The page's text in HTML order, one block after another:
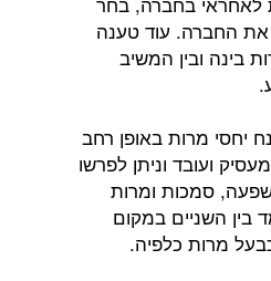
החברה. עוד טענה
בינה ובין המשיב
יחסי מרות באופן רחב
ועובד וניתן לפרשו
סמכות ומרות
בין השניים במקום
מרות כלפיה.